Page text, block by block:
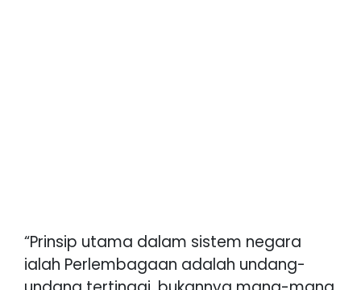
“Prinsip utama dalam sistem negara
ialah Perlembagaan adalah undang-